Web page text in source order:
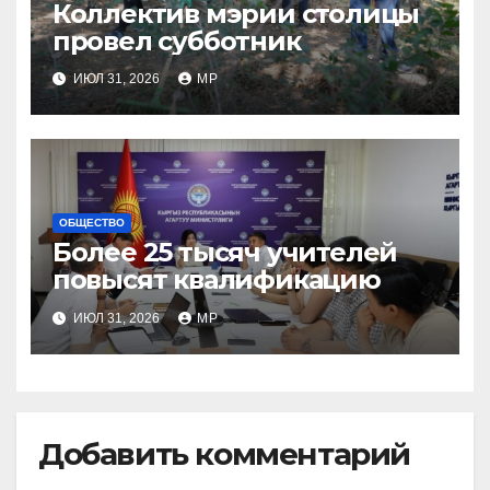
Коллектив мэрии столицы
провел субботник
ИЮЛ 31, 2026 MP
ОБЩЕСТВО
Более 25 тысяч учителей
повысят квалификацию
ИЮЛ 31, 2026 MP
Добавить комментарий